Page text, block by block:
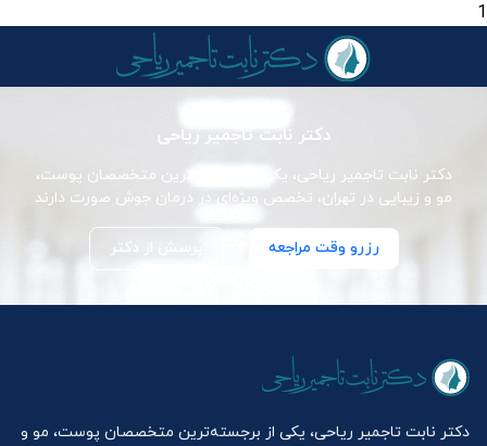
1
دکتر نابت تاجمیر ریاحی
دکتر نابت تاجمیر ریاحی، یکی از برجسته‌ترین متخصصان پوست،
مو و زیبایی در تهران، تخصص ویژه‌ای در درمان جوش صورت دارند
رزرو وقت مراجعه پرسش از دکتر
دکتر نابت تاجمیر ریاحی، یکی از برجسته‌ترین متخصصان پوست، مو و